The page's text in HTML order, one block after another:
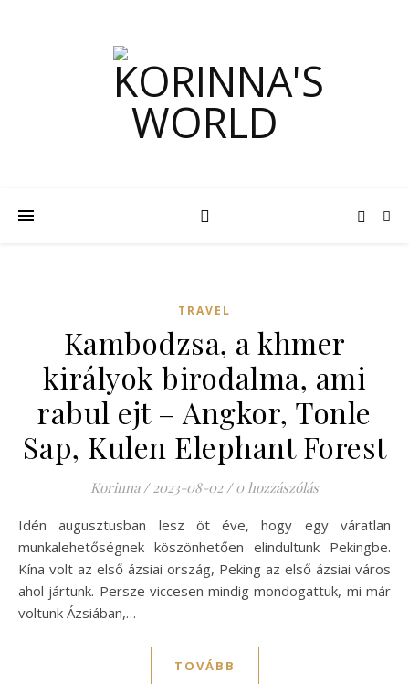
TRAVEL
Kambodzsa, a khmer
királyok birodalma, ami
rabul ejt – Angkor, Tonle
Sap, Kulen Elephant Forest
Korinna / 2023-08-02 / 0 hozzászólás
Idén augusztusban lesz öt éve, hogy egy váratlan
munkalehetőségnek köszönhetően elindultunk Pekingbe.
Kína volt az első ázsiai ország, Peking az első ázsiai város
ahol jártunk. Persze viccesen mindig mondogattuk, mi már
voltunk Ázsiában,…
TOVÁBB